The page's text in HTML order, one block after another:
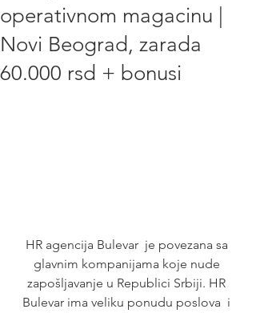
operativnom magacinu |
Novi Beograd, zarada
60.000 rsd + bonusi
HR agencija Bulevar  je povezana sa
glavnim kompanijama koje nude
zapošljavanje u Republici Srbiji. HR
Bulevar ima veliku ponudu poslova  i